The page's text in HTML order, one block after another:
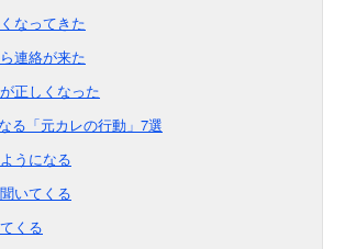
なってきた
連絡が来た
正しくなった
る「元カレの行動」7選
うになる
いてくる
くる